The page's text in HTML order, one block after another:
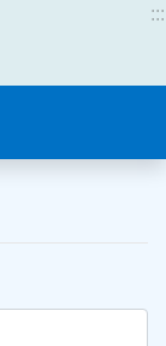
:::